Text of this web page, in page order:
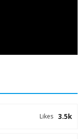
3.5k
Likes